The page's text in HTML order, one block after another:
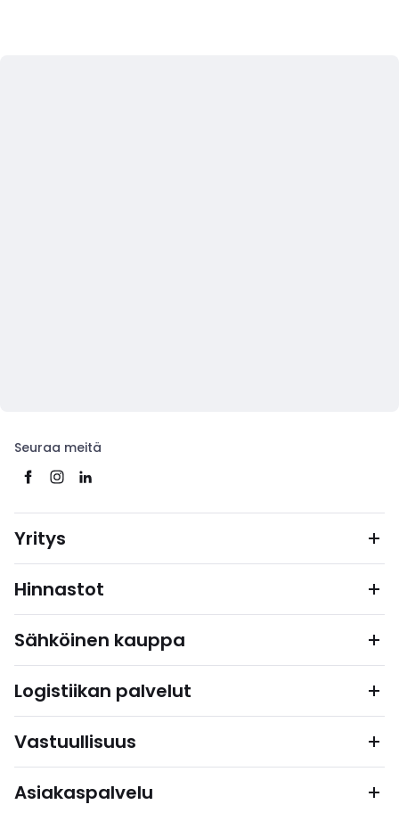
Seuraa meitä
Yritys
Hinnastot
Sähköinen kauppa
Logistiikan palvelut
Vastuullisuus
Asiakaspalvelu